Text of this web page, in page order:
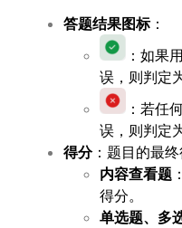
答题结果图标：
：如果
误，则判定
：若任
误，则判定
得分：题目的最终
内容查看题
得分。
单选题、多